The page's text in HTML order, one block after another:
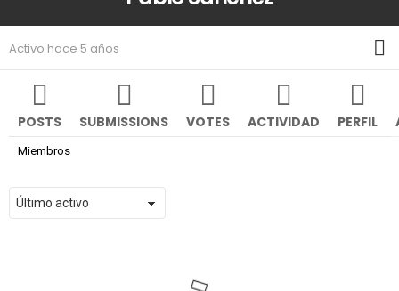
Activo hace 5 años
POSTS SUBMISSIONS VOTES ACTIVIDAD PERFIL
Miembros
Ordenar
por: